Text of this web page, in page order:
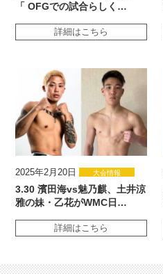
「 OFGでの試合らしく…
詳細はこちら
2025年2月20日 大会情報
3.30 濱田海vs魅乃麒、土井涼
雅の妹・乙花がWMC日…
詳細はこちら